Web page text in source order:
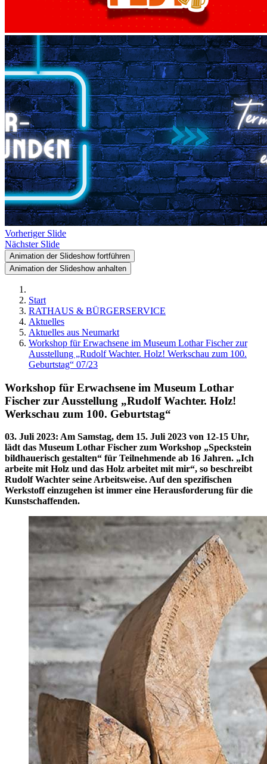
Vorheriger Slide
Nächster Slide
Animation der Slideshow fortführen
Animation der Slideshow anhalten
Start
RATHAUS & BÜRGERSERVICE
Aktuelles
Aktuelles aus Neumarkt
Workshop für Erwachsene im Museum Lothar Fischer zur
Ausstellung „Rudolf Wachter. Holz! Werkschau zum 100.
Geburtstag“ 07/23
Workshop für Erwachsene im Museum Lothar
Fischer zur Ausstellung „Rudolf Wachter. Holz!
Werkschau zum 100. Geburtstag“
03. Juli 2023: Am Samstag, dem 15. Juli 2023 von 12-15 Uhr,
lädt das Museum Lothar Fischer zum Workshop „Speckstein
bildhauerisch gestalten“ für Teilnehmende ab 16 Jahren. „Ich
arbeite mit Holz und das Holz arbeitet mit mir“, so beschreibt
Rudolf Wachter seine Arbeitsweise. Auf den spezifischen
Werkstoff einzugehen ist immer eine Herausforderung für die
Kunstschaffenden.